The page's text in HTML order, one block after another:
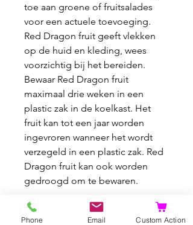
toe aan groene of fruitsalades
voor een actuele toevoeging.
Red Dragon fruit geeft vlekken
op de huid en kleding, wees
voorzichtig bij het bereiden.
Bewaar Red Dragon fruit
maximaal drie weken in een
plastic zak in de koelkast. Het
fruit kan tot een jaar worden
ingevroren wanneer het wordt
verzegeld in een plastic zak. Red
Dragon fruit kan ook worden
gedroogd om te bewaren.
Phone Email Custom Action